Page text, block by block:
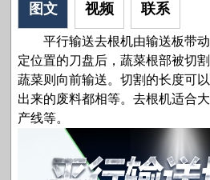
图文 视频 联系
平行输送去根机由输送板带
定位置的刀盘后，蔬菜根部被切
蔬菜则向前输送。切割的长度可
出来的废料都相等。去根机适合
产线等。